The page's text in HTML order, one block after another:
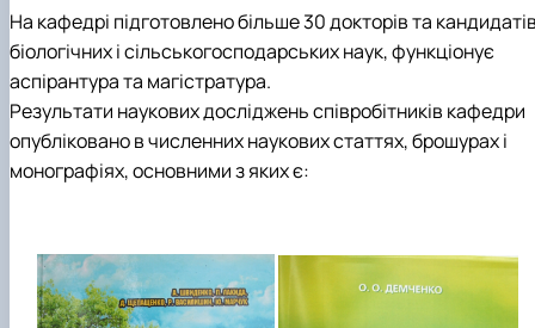
На кафедрі підготовлено більше 30 докторів та
біологічних i сільськогосподарських наук, функціонує
аспірантура та магістратура.
Результати наукових досліджень спiвробiтникiв кафедри
опубліковано в численних наукових статтях, брошурах і
монографіях, основними з яких є: